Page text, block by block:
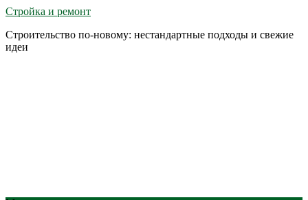
Стройка и ремонт
Строительство по-новому: нестандартные подходы и свежие
идеи